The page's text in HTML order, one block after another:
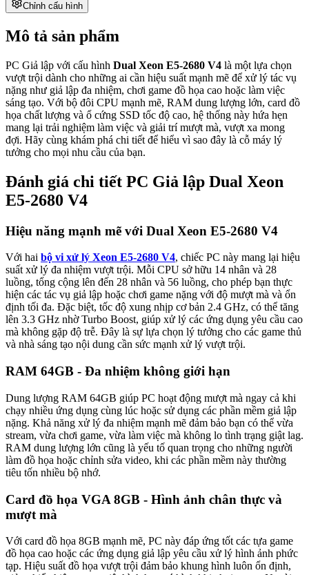
Chỉnh cấu hình
Mô tả sản phẩm
PC Giả lập với cấu hình Dual Xeon E5-2680 V4 là một lựa chọn
vượt trội dành cho những ai cần hiệu suất mạnh mẽ để xử lý tác vụ
nặng như giả lập đa nhiệm, chơi game đồ họa cao hoặc làm việc
sáng tạo. Với bộ đôi CPU mạnh mẽ, RAM dung lượng lớn, card đồ
họa chất lượng và ổ cứng SSD tốc độ cao, hệ thống này hứa hẹn
mang lại trải nghiệm làm việc và giải trí mượt mà, vượt xa mong
đợi. Hãy cùng khám phá chi tiết để hiểu vì sao đây là cỗ máy lý
tưởng cho mọi nhu cầu của bạn.
Đánh giá chi tiết PC Giả lập Dual Xeon
E5-2680 V4
Hiệu năng mạnh mẽ với Dual Xeon E5-2680 V4
Với hai bộ vi xử lý Xeon E5-2680 V4, chiếc PC này mang lại hiệu
suất xử lý đa nhiệm vượt trội. Mỗi CPU sở hữu 14 nhân và 28
luồng, tổng cộng lên đến 28 nhân và 56 luồng, cho phép bạn thực
hiện các tác vụ giả lập hoặc chơi game nặng với độ mượt mà và ổn
định tối đa. Đặc biệt, tốc độ xung nhịp cơ bản 2.4 GHz, có thể tăng
lên 3.3 GHz nhờ Turbo Boost, giúp xử lý các ứng dụng yêu cầu cao
mà không gặp độ trễ. Đây là sự lựa chọn lý tưởng cho các game thủ
và nhà sáng tạo nội dung cần sức mạnh xử lý vượt trội.
RAM 64GB - Đa nhiệm không giới hạn
Dung lượng RAM 64GB giúp PC hoạt động mượt mà ngay cả khi
chạy nhiều ứng dụng cùng lúc hoặc sử dụng các phần mềm giả lập
nặng. Khả năng xử lý đa nhiệm mạnh mẽ đảm bảo bạn có thể vừa
stream, vừa chơi game, vừa làm việc mà không lo tình trạng giật lag.
RAM dung lượng lớn cũng là yếu tố quan trọng cho những người
làm đồ họa hoặc chỉnh sửa video, khi các phần mềm này thường
tiêu tốn nhiều bộ nhớ.
Card đồ họa VGA 8GB - Hình ảnh chân thực và
mượt mà
Với card đồ họa 8GB mạnh mẽ, PC này đáp ứng tốt các tựa game
đồ họa cao hoặc các ứng dụng giả lập yêu cầu xử lý hình ảnh phức
tạp. Hiệu suất đồ họa vượt trội đảm bảo khung hình luôn ổn định,